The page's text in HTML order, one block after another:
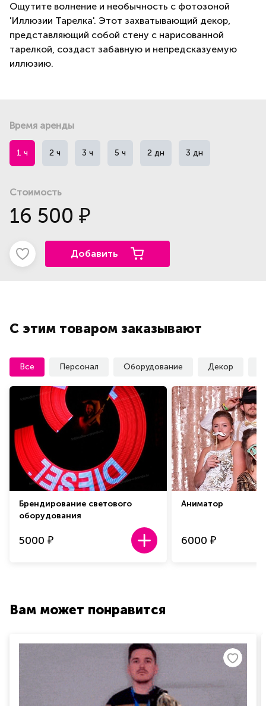
Ощутите волнение и необычность с фотозоной
'Иллюзии Тарелка'. Этот захватывающий декор,
представляющий собой стену с нарисованной
тарелкой, создаст забавную и непредсказуемую
иллюзию.
Время аренды
1 ч 2 ч 3 ч 5 ч 2 дн 3 дн
Стоимость
16 500 ₽
Добавить
С этим товаром заказывают
Все Персонал Оборудование Декор
Брендирование светового
оборудования
5000 ₽
Аниматор
6000 ₽
Вам может понравится